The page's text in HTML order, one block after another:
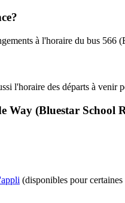
à l'horaire du bus 566
l'horaire des départs à venir
Way (Bluestar School
(disponibles pour